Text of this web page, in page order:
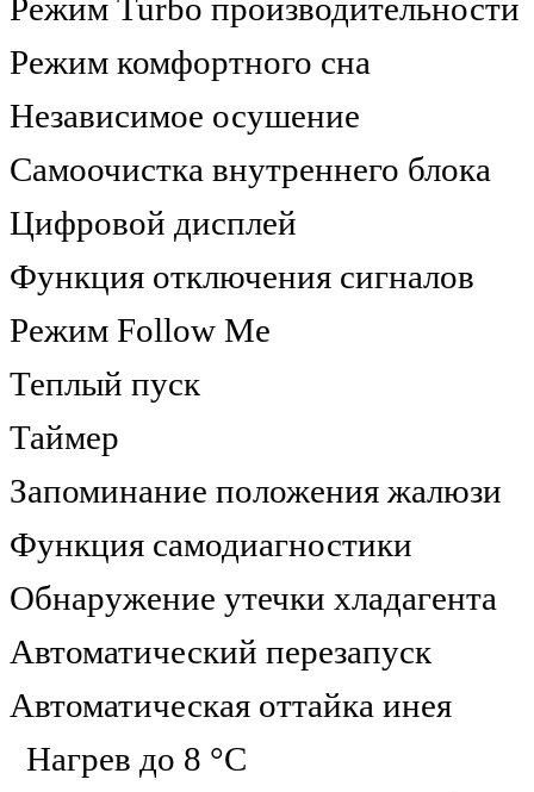
Режим Turbo производительности
Режим комфортного сна
Независимое осушение
Самоочистка внутреннего блока
Цифровой дисплей
Функция отключения сигналов
Режим Follow Me
Теплый пуск
Таймер
Запоминание положения жалюзи
Функция самодиагностики
Обнаружение утечки хладагента
Автоматический перезапуск
Автоматическая оттайка инея
Нагрев до 8 °С